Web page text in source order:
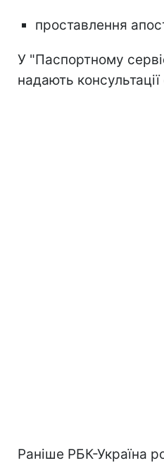
проставлення
У "Паспортному
надають
Раніше РБК-Україна